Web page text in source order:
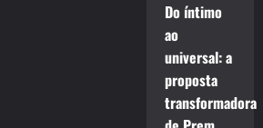
Do íntimo
ao
universal: a
proposta
transformadora